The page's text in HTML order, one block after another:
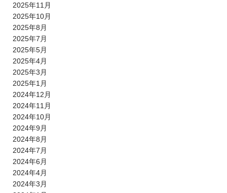
2025年11月
2025年10月
2025年8月
2025年7月
2025年5月
2025年4月
2025年3月
2025年1月
2024年12月
2024年11月
2024年10月
2024年9月
2024年8月
2024年7月
2024年6月
2024年4月
2024年3月